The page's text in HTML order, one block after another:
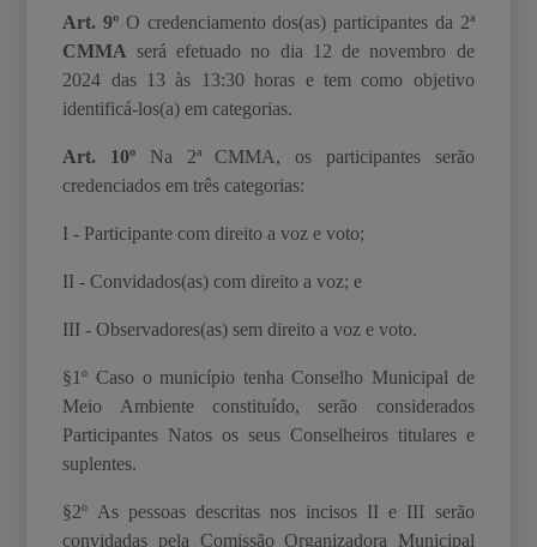
Art. 9º O credenciamento dos(as) participantes da 2ª
CMMA será efetuado no dia 12 de novembro de
2024 das 13 às 13:30 horas e tem como objetivo
identificá-los(a) em categorias.
Art. 10º Na 2ª CMMA, os participantes serão
credenciados em três categorias:
I - Participante com direito a voz e voto;
II - Convidados(as) com direito a voz; e
III - Observadores(as) sem direito a voz e voto.
§1º Caso o município tenha Conselho Municipal de
Meio Ambiente constituído, serão considerados
Participantes Natos os seus Conselheiros titulares e
suplentes.
§2º As pessoas descritas nos incisos II e III serão
convidadas pela Comissão Organizadora Municipal